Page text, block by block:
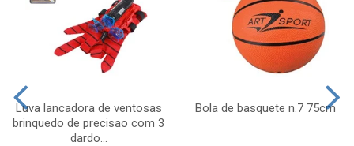
Luva lancadora de ventosas
brinquedo de precisao com 3
dardo...
Bola de basquete n.7 75cm